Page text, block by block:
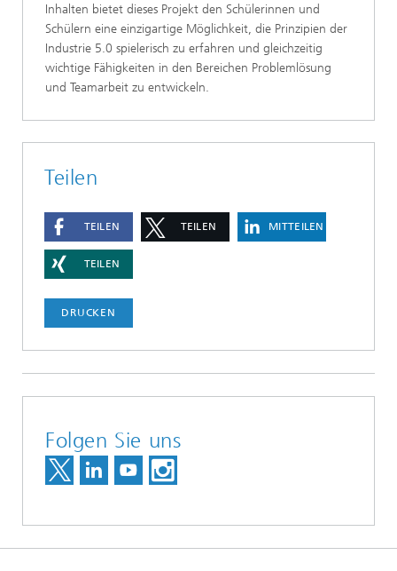
Inhalten bietet dieses Projekt den Schülerinnen und
Schülern eine einzigartige Möglichkeit, die Prinzipien der
Industrie 5.0 spielerisch zu erfahren und gleichzeitig
wichtige Fähigkeiten in den Bereichen Problemlösung
und Teamarbeit zu entwickeln.
Teilen
TEILEN TEILEN MITTEILEN
TEILEN
DRUCKEN
Folgen Sie uns